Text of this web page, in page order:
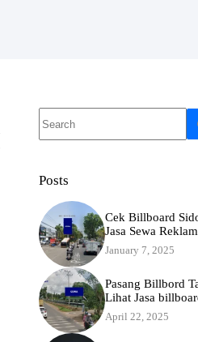
results
Posts
Cek Billboard
Jasa Sewa
January 7, 2025
Pasang Billbord
Lihat Jasa
April 22, 2025